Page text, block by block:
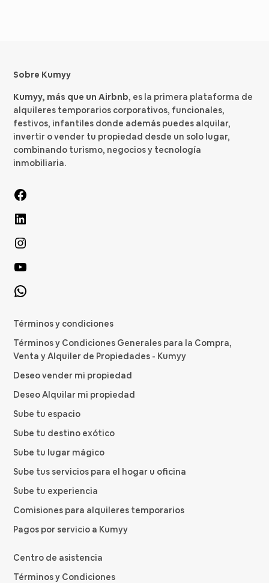
Sobre Kumyy
Kumyy, más que un Airbnb, es la primera plataforma de
alquileres temporarios corporativos, funcionales,
festivos, infantiles donde además puedes alquilar,
invertir o vender tu propiedad desde un solo lugar,
combinando turismo, negocios y tecnología
inmobiliaria.
Términos y condiciones
Términos y Condiciones Generales para la Compra,
Venta y Alquiler de Propiedades - Kumyy
Deseo vender mi propiedad
Deseo Alquilar mi propiedad
Sube tu espacio
Sube tu destino exótico
Sube tu lugar mágico
Sube tus servicios para el hogar u oficina
Sube tu experiencia
Comisiones para alquileres temporarios
Pagos por servicio a Kumyy
Centro de asistencia
Términos y Condiciones